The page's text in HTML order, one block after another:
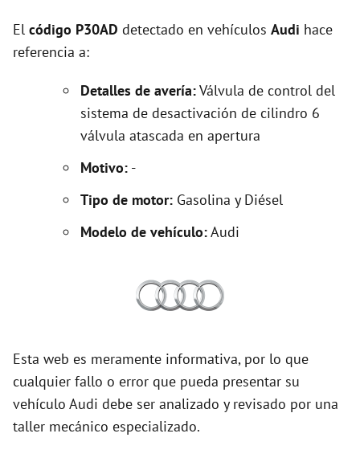
El código P30AD detectado en vehículos Audi hace
referencia a:
Detalles de avería:Válvula de control del
sistema de desactivación de cilindro 6
válvula atascada en apertura
Motivo: -
Tipo de motor: Gasolina y Diésel
Modelo de vehículo:Audi
Esta web es meramente informativa, por lo que
cualquier fallo o error que pueda presentar su
vehículo Audi debe ser analizado y revisado por una
taller mecánico especializado.